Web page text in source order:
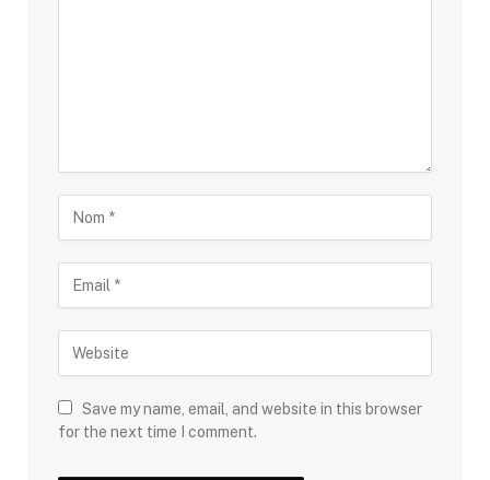
Save my name, email, and website in this browser
for the next time I comment.